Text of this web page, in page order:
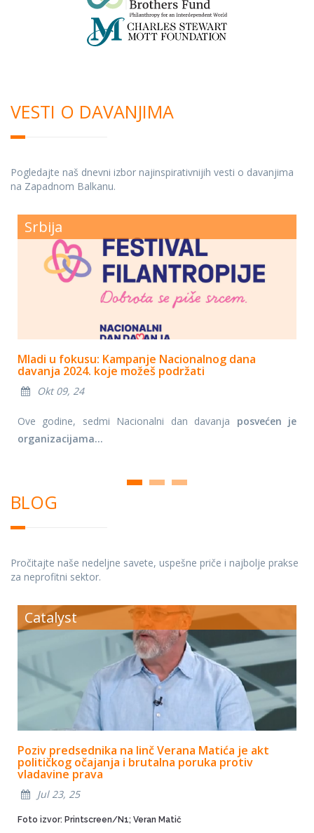
VESTI O DAVANJIMA
Pogledajte naš dnevni izbor najinspirativnijih vesti o davanjima
na Zapadnom Balkanu.
Srbija
Mladi u fokusu: Kampanje Nacionalnog dana
davanja 2024. koje možeš podržati
Okt 09, 24
Ove godine, sedmi Nacionalni dan davanja posvećen je
organizacijama...
BLOG
Pročitajte naše nedeljne savete, uspešne priče i najbolje prakse
za neprofitni sektor.
Catalyst
Poziv predsednika na linč Verana Matića je akt
političkog očajanja i brutalna poruka protiv
vladavine prava
Jul 23, 25
Foto izvor: Printscreen/N1; Veran Matič